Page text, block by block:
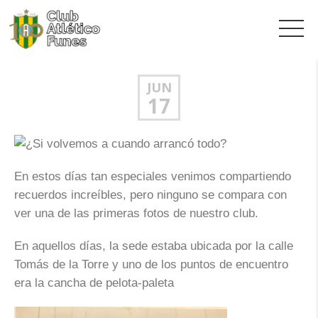
JUN
17
En estos días tan especiales venimos compartiendo
recuerdos increíbles, pero ninguno se compara con
ver una de las primeras fotos de nuestro club.
En aquellos días, la sede estaba ubicada por la calle
Tomás de la Torre y uno de los puntos de encuentro
era la cancha de pelota-paleta